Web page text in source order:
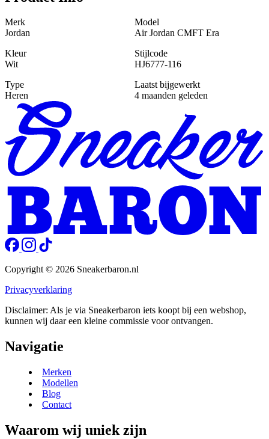
Merk
Jordan
Model
Air Jordan CMFT Era
Kleur
Wit
Stijlcode
HJ6777-116
Type
Heren
Laatst bijgewerkt
4 maanden geleden
Copyright © 2026 Sneakerbaron.nl
Privacyverklaring
Disclaimer: Als je via Sneakerbaron iets koopt bij een webshop,
kunnen wij daar een kleine commissie voor ontvangen.
Navigatie
Merken
Modellen
Blog
Contact
Waarom wij uniek zijn